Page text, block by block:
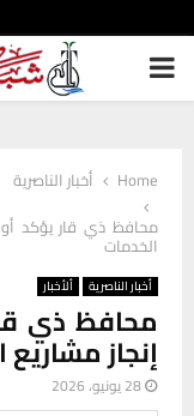
PRIMARY
Home
أخبار الناصرية
محافظ ذي قار يؤكد
الخدمات
أخبار الناصرية ألأخبار
محافظ ذي
إنجاز
28 يونيو، 2026